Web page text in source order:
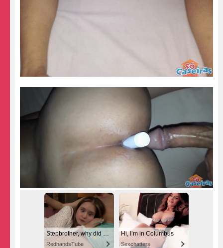
Stepbrother, why did you show me your dick? Now I want to fuck you with my wet pussy
RedhandsTube
Hi, I’m in Columbus
Sexchatters